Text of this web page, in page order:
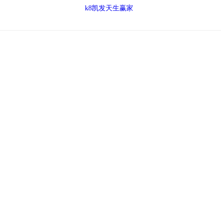
k8凯发天生赢家